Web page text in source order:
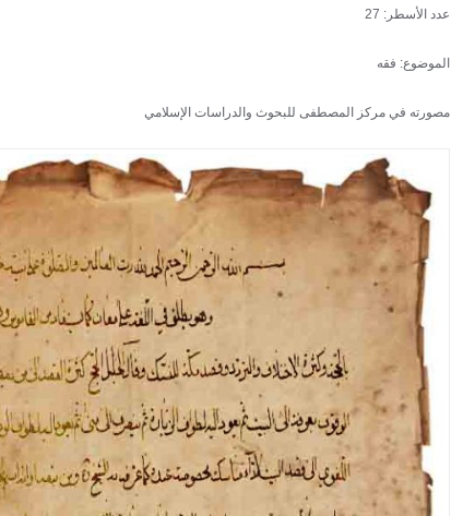
عدد الأسطر: 27
الموضوع: فقه
مصورته في مركز المصطفى للبحوث والدراسات الإسلامي